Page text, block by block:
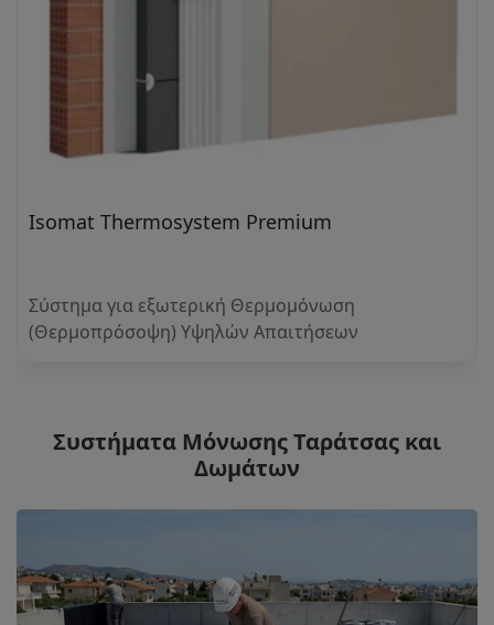
Isomat Thermosystem Premium
Σύστημα για εξωτερική Θερμομόνωση
(Θερμοπρόσοψη) Υψηλών Απαιτήσεων
Συστήματα Μόνωσης Ταράτσας και
Δωμάτων